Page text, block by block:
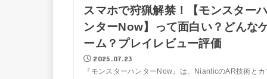
スマホで狩猟解禁！【モンスター
ンターNow】って面白い？どんな
ーム？プレイレビュー評価
2025.07.23
『モンスターハンターNow』は、NianticのAR技術とカ